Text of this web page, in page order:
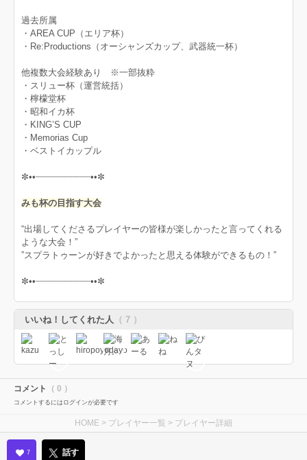
過去所属
・AREA CUP（エリア杯）
・Re:Productions（オーシャンズカップ、武器統一杯）
他複数大会経験あり ※一部抜粋
・スリュー杯（運営統括）
・檸檬堂杯
・昭和イカ杯
・KING’S CUP
・Memorias Cup
・ベストイカップル
✼••┈┈┈┈┈┈┈┈┈┈••✼
みも杯の目指す大会
“出場してくださるプレイヤーの皆様が楽しかったと言ってくれる
ような大会！”
”スプラトゥーンが好きでよかったと思える体験ができるもの！”
✼••┈┈┈┈┈┈┈┈┈┈••✼
いいね！してくれた人 （ 7 ）
コメント （ 0 ）
コメントするにはログインが必要です
HOME > プレイヤー一覧 > プレイヤー詳細
7 話す